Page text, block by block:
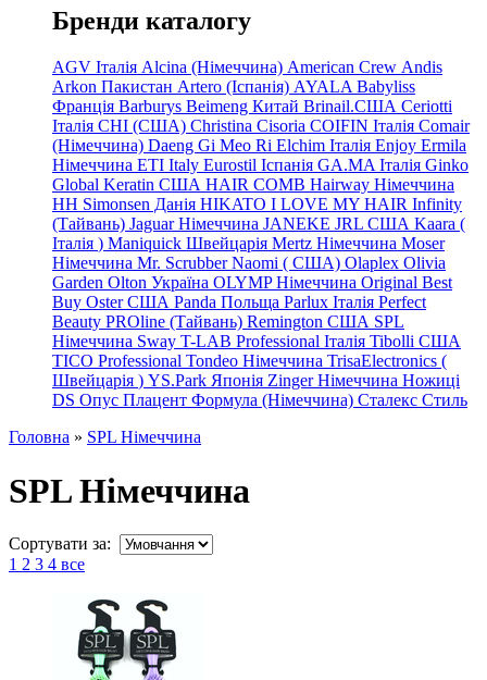
Бренди каталогу
AGV Італія Alcina (Німеччина) American Crew Andis
Arkon Пакистан Artero (Іспанія) AYALA Babyliss
Франція Barburys Beimeng Китай Brinail.США Ceriotti
Італія CHI (США) Christina Cisoria COIFIN Італія Comair
(Німеччина) Daeng Gi Meo Ri Elchim Італія Enjoy Ermila
Німеччина ETI Italy Eurostil Іспанія GA.MA Італія Ginko
Global Keratin США HAIR COMB Hairway Німеччина
HH Simonsen Данія HIKATO I LOVE MY HAIR Infinity
(Тайвань) Jaguar Німеччина JANEKE JRL США Kaara (
Італія ) Maniquick Швейцарія Mertz Німеччина Moser
Німеччина Mr. Scrubber Naomi ( США) Olaplex Olivia
Garden Olton Україна OLYMP Німеччина Original Best
Buy Oster США Panda Польща Parlux Італія Perfect
Beauty PROline (Тайвань) Remington США SPL
Німеччина Sway T-LAB Professional Італія Tibolli США
TICO Professional Tondeo Німеччина TrisaElectronics (
Швейцарія ) YS.Park Японія Zinger Німеччина Ножиці
DS Опус Плацент Формула (Німеччина) Сталекс Стиль
Головна » SPL Німеччина
SPL Німеччина
Сортувати за:
1 2 3 4 все